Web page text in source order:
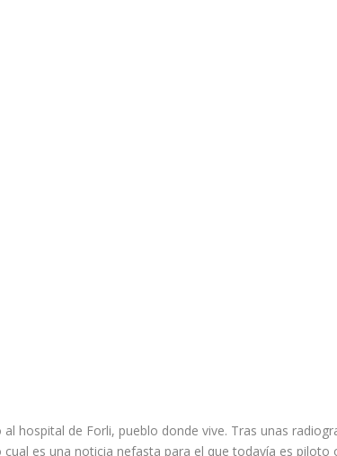
hospital de Forli, pueblo donde vive. Tras unas
cual es una noticia nefasta para el que todavía es piloto